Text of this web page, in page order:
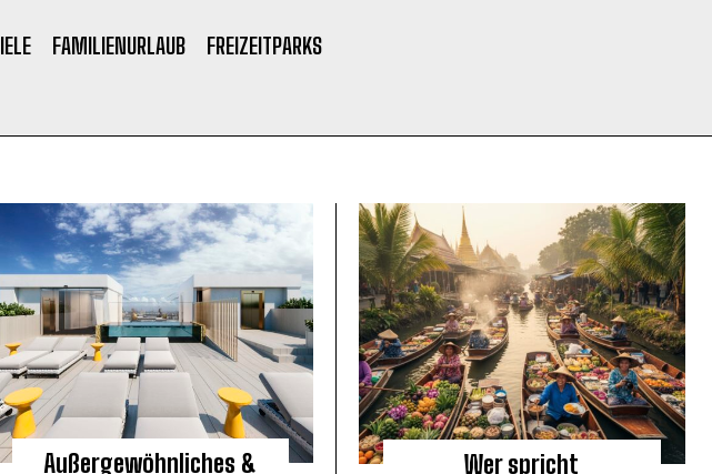
FAMILIENURLAUB FREIZEITPARKS
Außergewöhnliches &
Wer spricht